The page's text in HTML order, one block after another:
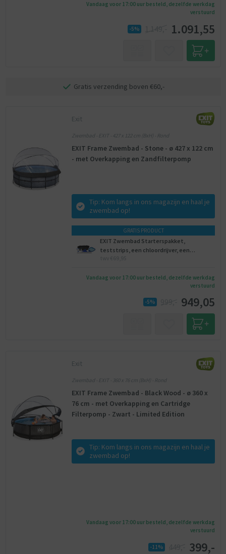
Vandaag voor 17:00 uur besteld, dezelfde werkdag
verstuurd
-5% 1.091,55
Gratis verzending boven €60,-
Exit
Zwembad - EXIT - 427 x 122 cm (BxH) - Rond
EXIT Frame Zwembad - Stone - ø 427 x 122 cm
- met Overkapping en Zandfilterpomp
Tip: Kom langs in ons magazijn en haal je
zwembad op!
GRATIS PRODUCT
EXIT Zwembad Starterspakket,
teststrips, een chloordrijver, een
Vandaag voor 17:00 uur besteld, dezelfde werkdag
verstuurd
-5% 949,05
Exit
Zwembad - EXIT - 360 x 76 cm (BxH) - Rond
EXIT Frame Zwembad - Black Wood - ø 360 x
76 cm - met Overkapping en Cartridge
Filterpomp - Zwart - Limited Edition
Tip: Kom langs in ons magazijn en haal je
zwembad op!
Vandaag voor 17:00 uur besteld, dezelfde werkdag
verstuurd
-11% 399,-